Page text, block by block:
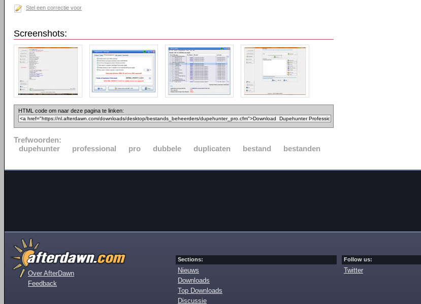
Stel een correctie voor
Screenshots:
HTML code om naar deze pagina te linken:
Trefwoorden:
dupehunter
professional pro dubbele duplicaten bestand bestanden
Over AfterDawn
Feedback
Sections:
Nieuws
Downloads
Top Downloads
Discussie
Follow us:
Twitter